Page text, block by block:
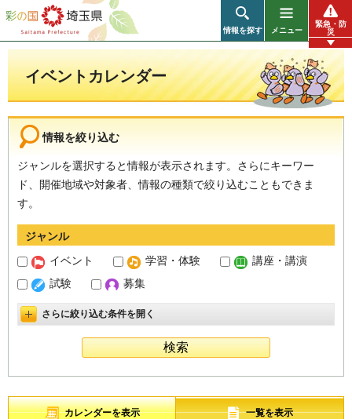
彩の国 埼玉県
情報を探す メニュー
緊急・防
災
イベントカレンダー
情報を絞り込む
ジャンルを選択すると情報が表示されます。さらにキーワー
ド、開催地域や対象者、情報の種類で絞り込むこともできま
す。
ジャンル
イベント
学習・体験
講座・講演
試験
募集
詳細設定を開く
さらに絞り込む条件を開く
カレンダーを表示 一覧を表示